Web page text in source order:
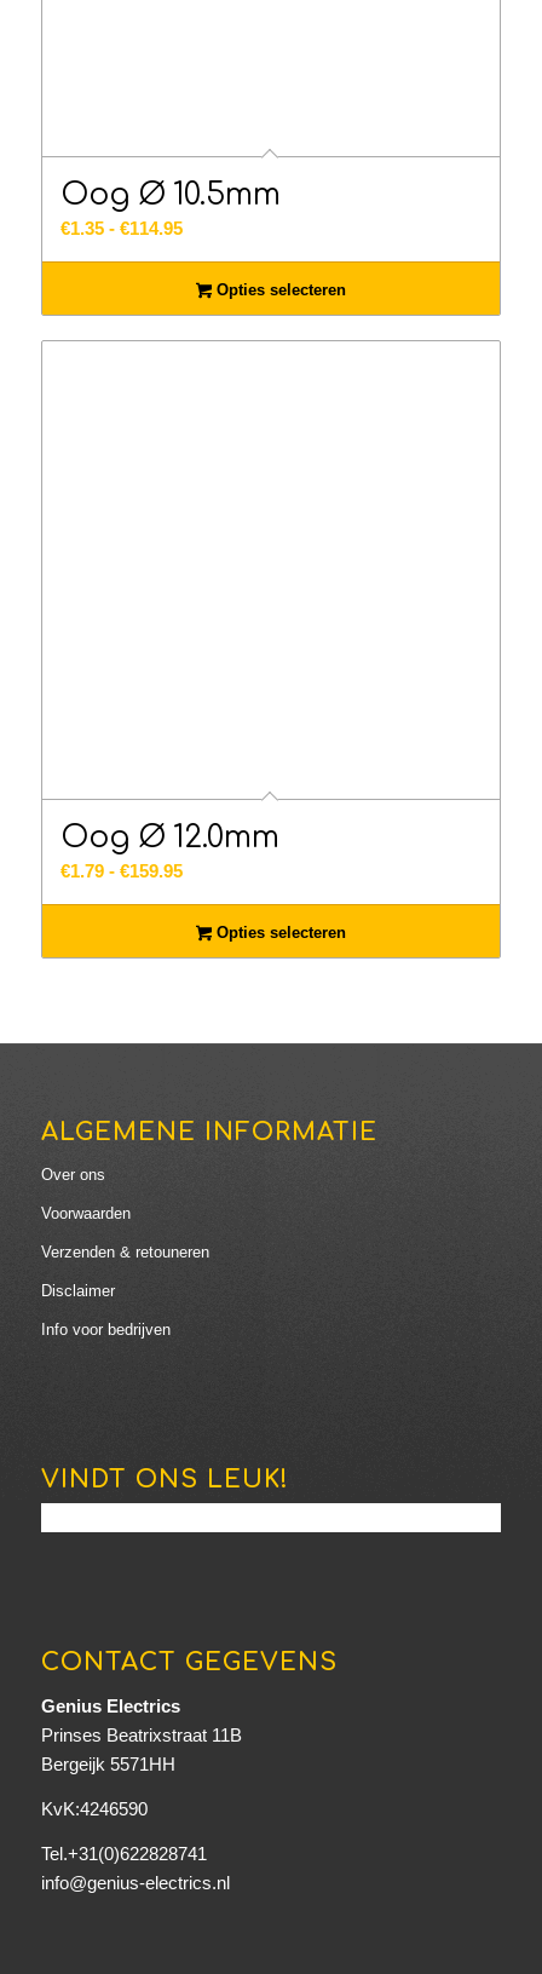
Oog Ø 10.5mm
€1.35 - €114.95Prijsklasse:
tot
€114.95
Opties selecteren
Oog Ø 12.0mm
€1.79 - €159.95Prijsklasse:
tot
€159.95
Opties selecteren
ALGEMENE INFORMATIE
Over ons
Voorwaarden
Verzenden & retouneren
Disclaimer
Info voor bedrijven
VINDT ONS LEUK!
CONTACT GEGEVENS
Genius Electrics
Prinses Beatrixstraat 11B
Bergeijk 5571HH
KvK:4246590
Tel.+31(0)622828741
info@genius-electrics.nl